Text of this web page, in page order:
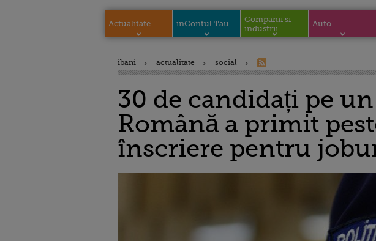
Actualitate inContul Tau
Companii si
industrii
Auto
ibani actualitate social
30 de candidați pe
Română a primit
înscriere pentru